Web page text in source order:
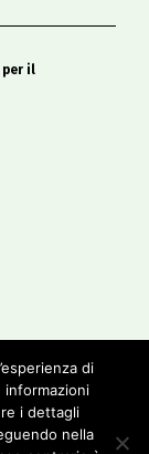
per il
di
informazioni
i dettagli
nella